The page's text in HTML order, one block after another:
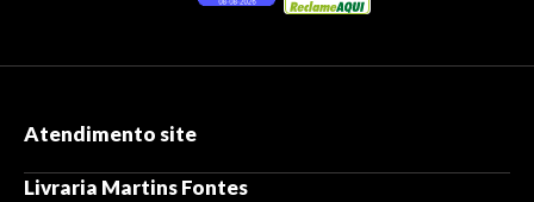
Atendimento site
Livraria Martins Fontes